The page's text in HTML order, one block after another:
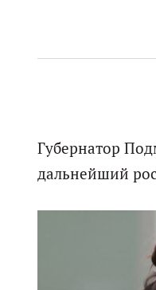
Губернатор
дальнейший